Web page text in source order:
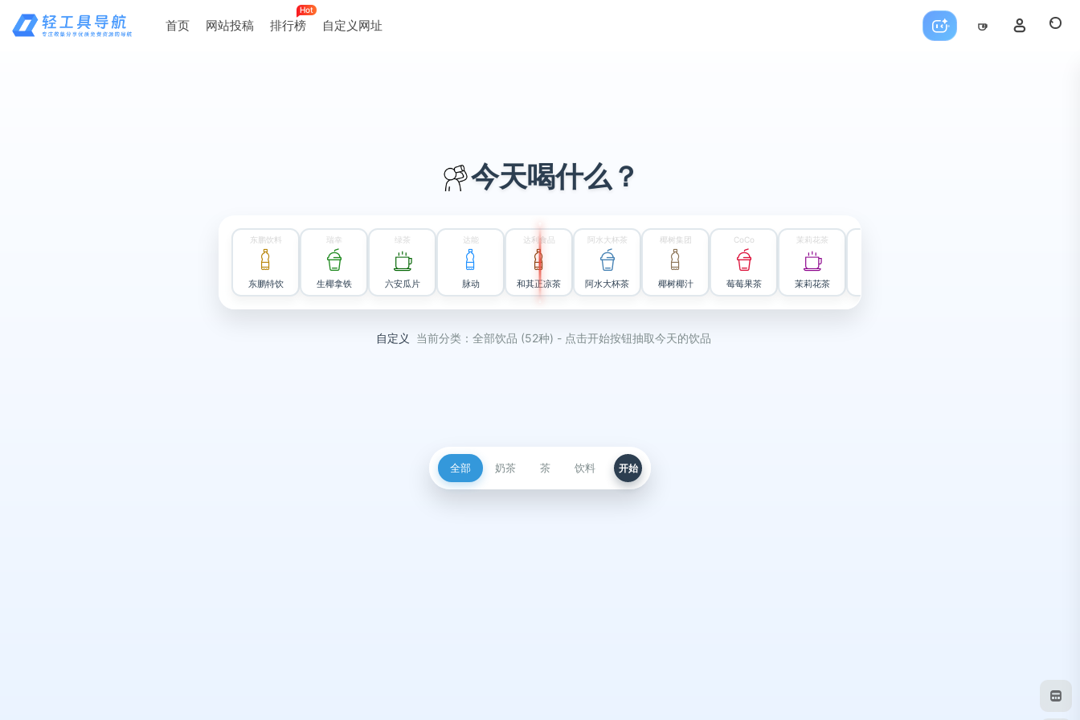
首页 网站投稿 排行榜
Hot
自定义网址
今天喝什么？
东鹏饮料
东鹏特饮
瑞幸
生椰拿铁
绿茶
六安瓜片
达能
脉动
达利食品
和其正凉茶
阿水大杯茶
阿水大杯茶
椰树集团
椰树椰汁
CoCo
莓莓果茶
茉莉花茶
茉莉花茶
自定义 当前分类：全部饮品 (52种) - 点击开始按钮抽取今天的饮品
全部 奶茶 茶 饮料 开始